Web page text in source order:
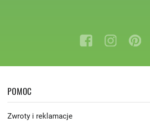
POMOC
Zwroty i reklamacje